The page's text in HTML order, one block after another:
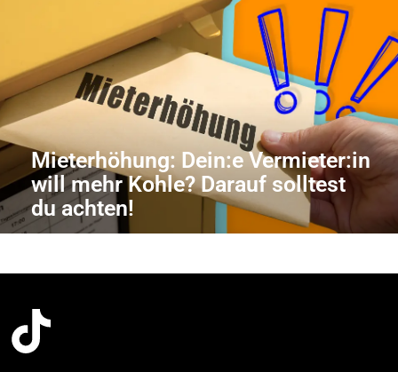
Mieterhöhung: Dein:e Vermieter:in
will mehr Kohle? Darauf solltest
du achten!